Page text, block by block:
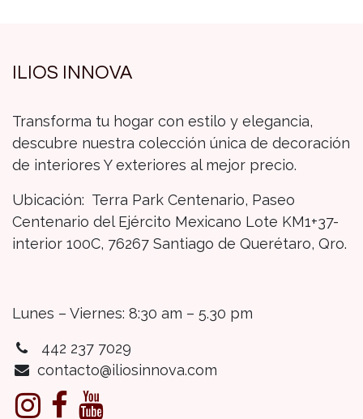
ILIOS INNOVA
Transforma tu hogar con estilo y elegancia,
descubre nuestra colección única de decoración
de interiores Y exteriores al mejor precio.
Ubicación: Terra Park Centenario, Paseo
Centenario del Ejército Mexicano Lote KM1+37-
interior 100C, 76267 Santiago de Querétaro, Qro.
Lunes – Viernes: 8:30 am – 5.30 pm
442 237 7029
contacto@iliosinnova.com